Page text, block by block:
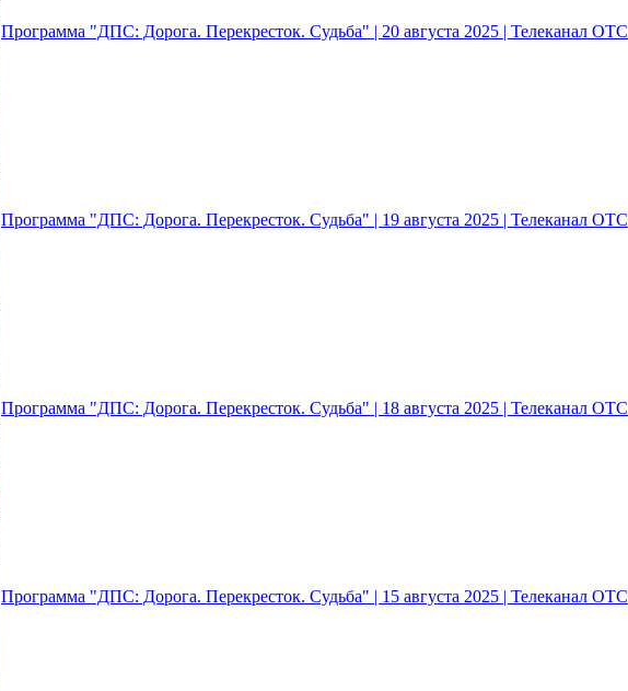
Программа "ДПС: Дорога. Перекресток. Судьба" | 20 августа 2025 | Телеканал ОТС
Программа "ДПС: Дорога. Перекресток. Судьба" | 19 августа 2025 | Телеканал ОТС
Программа "ДПС: Дорога. Перекресток. Судьба" | 18 августа 2025 | Телеканал ОТС
Программа "ДПС: Дорога. Перекресток. Судьба" | 15 августа 2025 | Телеканал ОТС